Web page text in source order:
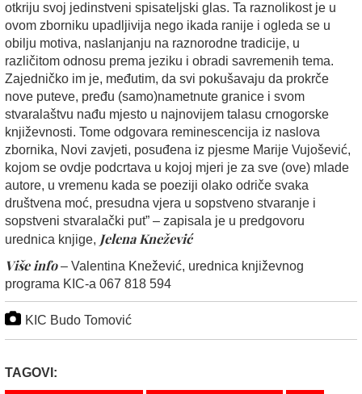
otkriju svoj jedinstveni spisateljski glas. Ta raznolikost je u
ovom zborniku upadljivija nego ikada ranije i ogleda se u
obilju motiva, naslanjanju na raznorodne tradicije, u
različitom odnosu prema jeziku i obradi savremenih tema.
Zajedničko im je, međutim, da svi pokušavaju da prokrče
nove puteve, pređu (samo)nametnute granice i svom
stvaralaštvu nađu mjesto u najnovijem talasu crnogorske
književnosti. Tome odgovara reminescencija iz naslova
zbornika, Novi zavjeti, posuđena iz pjesme Marije Vujošević,
kojom se ovdje podcrtava u kojoj mjeri je za sve (ove) mlade
autore, u vremenu kada se poeziji olako odriče svaka
društvena moć, presudna vjera u sopstveno stvaranje i
sopstveni stvaralački put” – zapisala je u predgovoru
urednica knjige, Jelena Knežević
Više info– Valentina Knežević, urednica književnog
programa KIC-a 067 818 594
KIC Budo Tomović
TAGOVI: